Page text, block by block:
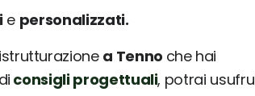
e personalizzati.
a Tenno che hai
consigli progettuali, potrai